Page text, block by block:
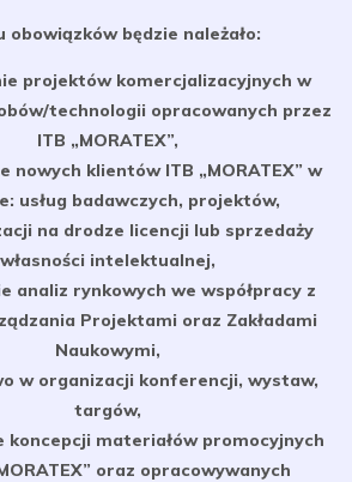
obowiązków będzie należało:
projektów komercjalizacyjnych w
technologii opracowanych przez
ITB „MORATEX”,
nowych klientów ITB „MORATEX” w
usług badawczych, projektów,
na drodze licencji lub sprzedaży
własności intelektualnej,
analiz rynkowych we współpracy z
Projektami oraz Zakładami
Naukowymi,
w organizacji konferencji, wystaw,
targów,
koncepcji materiałów promocyjnych
oraz opracowywanych